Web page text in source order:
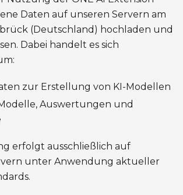
Daten auf unseren Servern am
(Deutschland) hochladen und
Dabei handelt es sich
zur Erstellung von KI-Modellen
Auswertungen und
erfolgt ausschließlich auf
unter Anwendung aktueller